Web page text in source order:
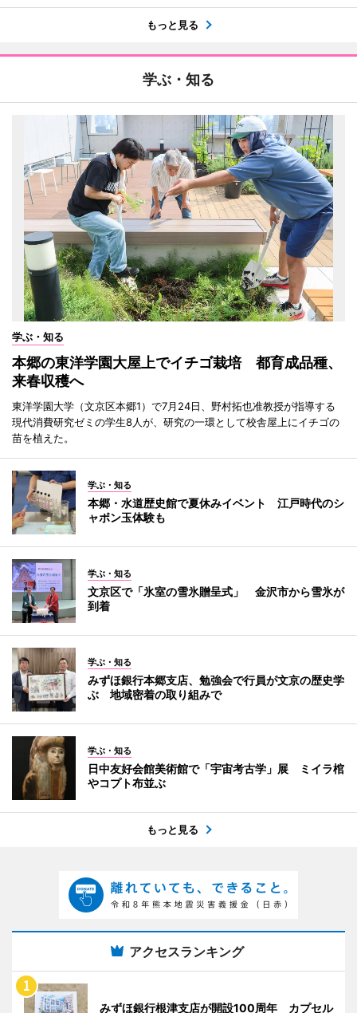
もっと見る
学ぶ・知る
学ぶ・知る
本郷の東洋学園大屋上でイチゴ栽培 都育成品種、
来春収穫へ
東洋学園大学（文京区本郷1）で7月24日、野村拓也准教授が指導する
現代消費研究ゼミの学生8人が、研究の一環として校舎屋上にイチゴの
苗を植えた。
学ぶ・知る
本郷・水道歴史館で夏休みイベント 江戸時代のシ
ャボン玉体験も
学ぶ・知る
文京区で「氷室の雪氷贈呈式」 金沢市から雪氷が
到着
学ぶ・知る
みずほ銀行本郷支店、勉強会で行員が文京の歴史学
ぶ 地域密着の取り組みで
学ぶ・知る
日中友好会館美術館で「宇宙考古学」展 ミイラ棺
やコプト布並ぶ
もっと見る
アクセスランキング
みずほ銀行根津支店が開設100周年 カプセル